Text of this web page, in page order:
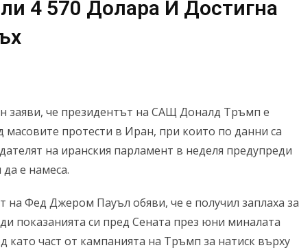
4 570 Долара И Достигна
заяви, че президентът на САЩ Доналд Тръмп е
масовите протести в Иран, при които по данни са
на иранския парламент в неделя предупреди
е намеса.
Фед Джером Пауъл обяви, че е получил заплаха за
показанията си пред Сената през юни миналата
като част от кампанията на Тръмп за натиск върху